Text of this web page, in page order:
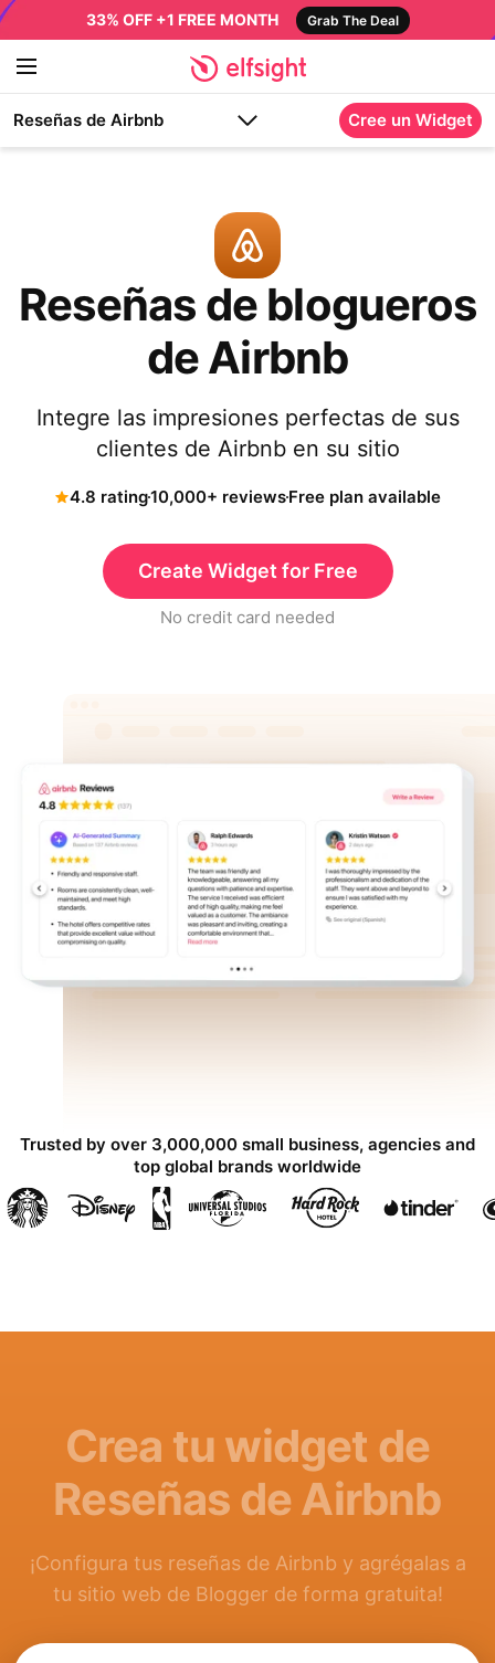
33% OFF +1 FREE MONTH Grab The Deal
Reseñas de Airbnb Cree un Widget
Reseñas de blogueros
de Airbnb
Integre las impresiones perfectas de sus
clientes de Airbnb en su sitio
4.8 rating10,000+ reviewsFree plan available
Create Widget for Free
No credit card needed
Trusted by over 3,000,000 small business, agencies and
top global brands worldwide
Crea tu widget de
Reseñas de Airbnb
¡Configura tus reseñas de Airbnb y agrégalas a
tu sitio web de Blogger de forma gratuita!